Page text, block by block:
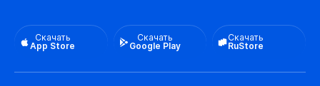
Скачать
App Store
Скачать
Google Play
Скачать
RuStore